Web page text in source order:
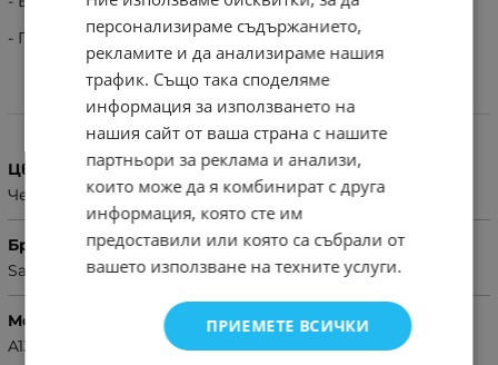
- Приятен на допир материал.
Характеристики
Цвят
Черен
Бранд
Samsung
Модел Телефон
A13 5G,A04S
персонализираме съдържанието,
рекламите и да анализираме нашия
трафик. Също така споделяме
информация за използването на
нашия сайт от ваша страна с нашите
партньори за реклама и анализи,
които може да я комбинират с друга
информация, която сте им
предоставили или която са събрали от
вашето използване на техните услуги.
ПРИЕМЕТЕ ВСИЧКИ